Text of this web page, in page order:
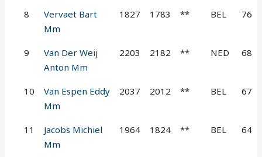
8
Vervaet Bart
Mm
1827 1783 ** BEL 76
9
Van Der Weij
Anton Mm
2203 2182 ** NED 68
10
Van Espen Eddy
Mm
2037 2012 ** BEL 67
11
Jacobs Michiel
Mm
1964 1824 ** BEL 64